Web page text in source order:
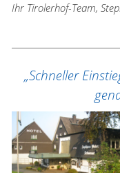
Ihr Tirolerhof-Team,
„Schneller